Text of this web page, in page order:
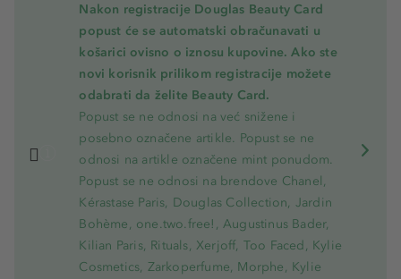
Nakon registracije Douglas Beauty Card
popust će se automatski obračunavati u
košarici ovisno o iznosu kupovine. Ako ste
novi korisnik prilikom registracije možete
odabrati da želite Beauty Card.
Popust se ne odnosi na već snižene i
posebno označene artikle. Popust se ne
odnosi na artikle označene mint ponudom.
Popust se ne odnosi na brendove Chanel,
Kérastase Paris, Douglas Collection, Jardin
Bohème, one.two.free!, Augustinus Bader,
Kilian Paris, Rituals, Xerjoff, Too Faced, Kylie
Cosmetics, Zarkoperfume, Morphe, Kylie